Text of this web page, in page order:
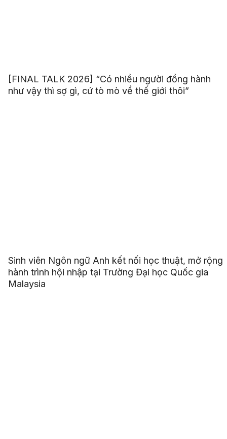
[FINAL TALK 2026] “Có nhiều người đồng hành
như vậy thì sợ gì, cứ tò mò về thế giới thôi”
Sinh viên Ngôn ngữ Anh kết nối học thuật, mở rộng
hành trình hội nhập tại Trường Đại học Quốc gia
Malaysia